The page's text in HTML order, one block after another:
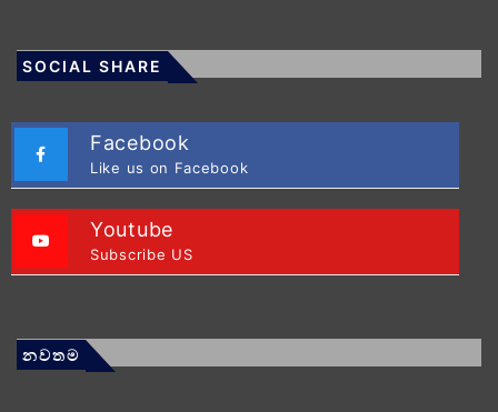
SOCIAL SHARE
Facebook
Like us on Facebook
Youtube
Subscribe US
නවතම